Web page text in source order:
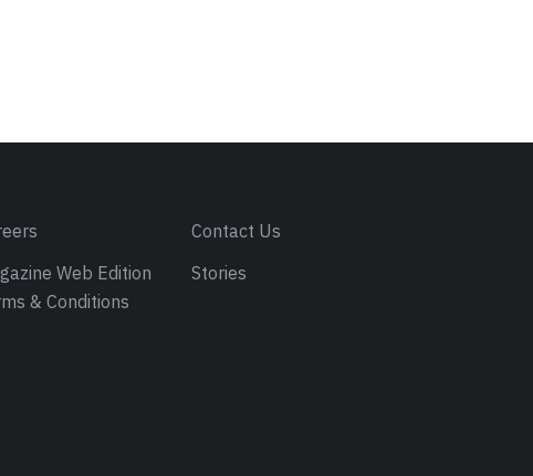
Contact Us
Web Edition
& Conditions
Stories